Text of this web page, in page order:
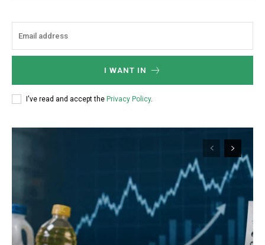
I WANT IN
I've read and accept the Privacy Policy.